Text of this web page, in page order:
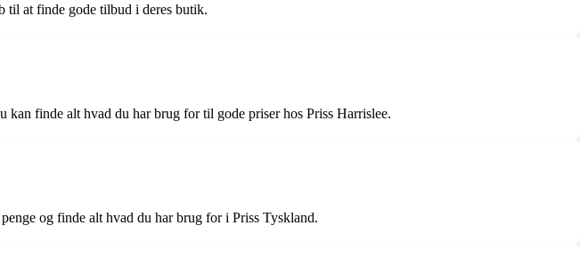
til at finde gode tilbud i deres butik.
finde alt hvad du har brug for til gode priser hos Priss Harrislee.
og finde alt hvad du har brug for i Priss Tyskland.